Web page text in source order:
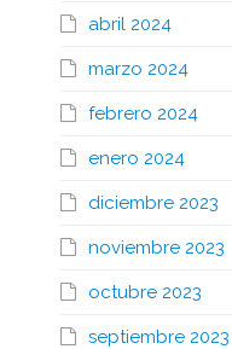
abril 2024
marzo 2024
febrero 2024
enero 2024
diciembre 2023
noviembre 2023
octubre 2023
septiembre 2023